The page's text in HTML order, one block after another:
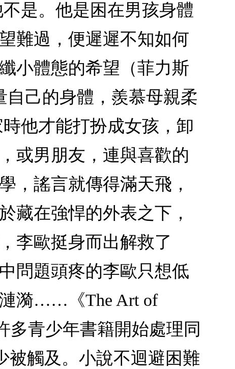
是。他是困在男孩身體
難過，便遲遲不知如何
小體態的希望（菲力斯
己的身體，羨慕母親柔
他才能打扮成女孩，卸
或男朋友，連與喜歡的
，謠言就傳得滿天飛，
藏在強悍的外表之下，
李歐挺身而出解救了
問題頭疼的李歐只想低
漣漪……《The Art of
多青少年書籍開始處理同
被觸及。小說不迴避困難